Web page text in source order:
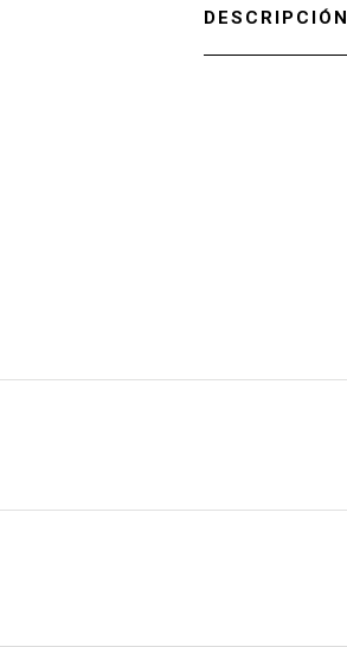
DESCRIPCIÓN